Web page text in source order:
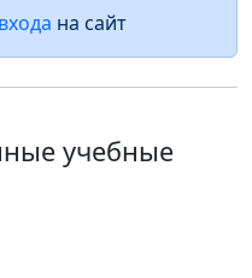
входа на сайт
учебные